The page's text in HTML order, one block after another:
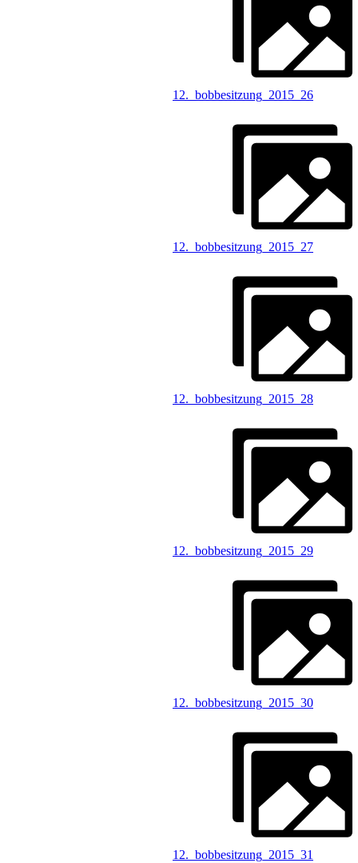
12._bobbesitzung_2015_26
12._bobbesitzung_2015_27
12._bobbesitzung_2015_28
12._bobbesitzung_2015_29
12._bobbesitzung_2015_30
12._bobbesitzung_2015_31